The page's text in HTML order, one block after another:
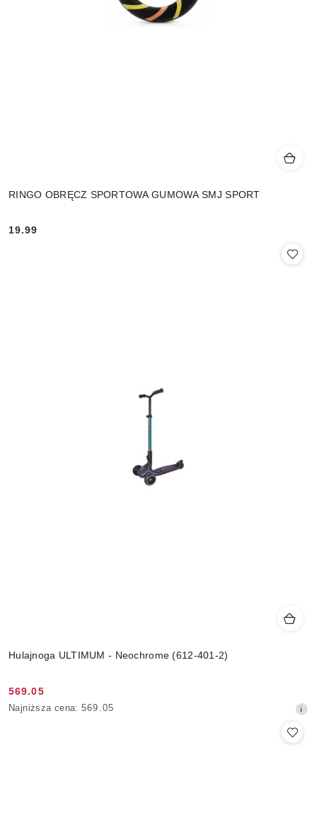
RINGO OBRĘCZ SPORTOWA GUMOWA SMJ SPORT
Cena:
19.99
Hulajnoga ULTIMUM - Neochrome (612-401-2)
Cena
promocyjna:
569.05
Najniższa
Najniższa cena: 569.05